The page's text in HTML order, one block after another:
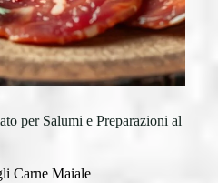
per Salumi e Preparazioni al
Carne Maiale